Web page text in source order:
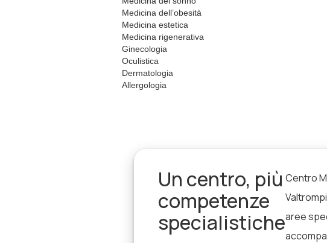
Medicina dell’obesità
Medicina estetica
Medicina rigenerativa
Ginecologia
Oculistica
Dermatologia
Allergologia
Un centro, più
competenze
specialistiche
Centro
aree